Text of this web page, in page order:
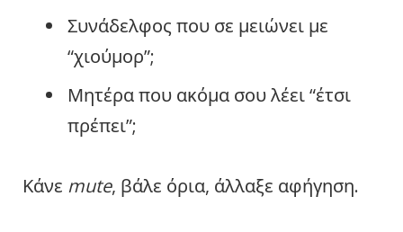
Συνάδελφος που σε μειώνει με
“χιούμορ”;
Μητέρα που ακόμα σου λέει “έτσι
πρέπει”;
Κάνε mute, βάλε όρια, άλλαξε αφήγηση.